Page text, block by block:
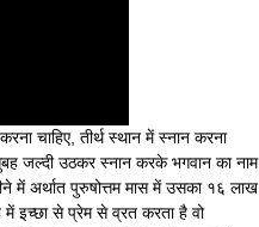
चाहिए, तीर्थ स्थान में स्नान करना
जल्दी उठकर स्नान करके भगवान का नाम
में अर्थात पुरुषोत्तम मास में उसका १६ लाख
इच्छा से प्रेम से व्रत करता है वो